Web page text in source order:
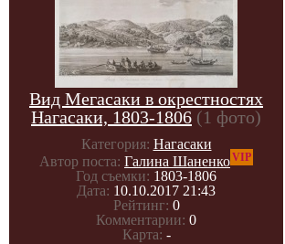
Вид Мегасаки в окрестностях
Нагасаки, 1803-1806 (1 фото)
Категория: Нагасаки
Автор поста: Галина ШаненкоVIP
Год съемки: 1803-1806
Дата: 10.10.2017 21:43
Рейтинг: 0
Комментарии: 0
Карта: -